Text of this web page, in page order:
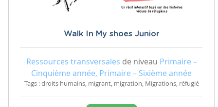
Walk In My shoes Junior
Ressources transversales de niveau Primaire –
Cinquième année, Primaire – Sixième année
Tags : droits humains, migrant, migration, Migrations, réfugié